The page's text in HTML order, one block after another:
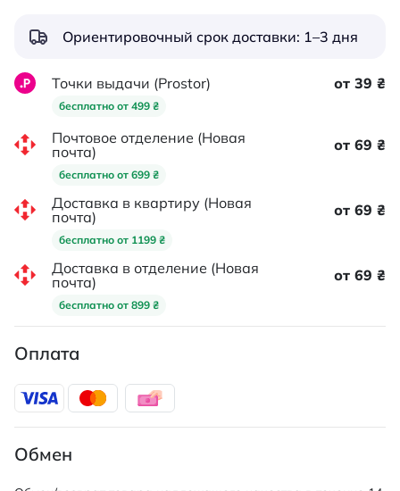
Ориентировочный срок доставки: 1–3 дня
Точки выдачи (Prostor)
бесплатно от 499 ₴
от 39 ₴
Почтовое отделение (Новая
почта)
бесплатно от 699 ₴
от 69 ₴
Доставка в квартиру (Новая
почта)
бесплатно от 1199 ₴
от 69 ₴
Доставка в отделение (Новая
почта)
бесплатно от 899 ₴
от 69 ₴
Оплата
Обмен